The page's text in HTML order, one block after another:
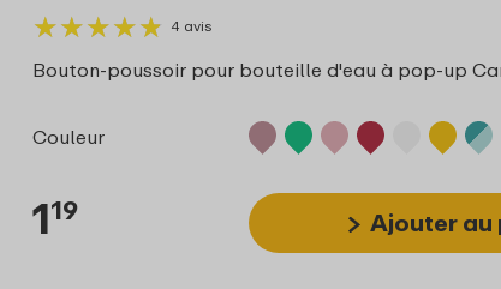
★★★★★
★★★★★ 4 avis
Bouton-poussoir pour bouteille d'eau à pop-up
Couleur
119 Ajouter au